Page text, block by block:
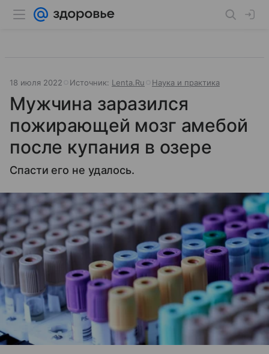
18 июля 2022 Источник: Lenta.Ru Наука и практика
Мужчина заразился
пожирающей мозг амебой
после купания в озере
Спасти его не удалось.